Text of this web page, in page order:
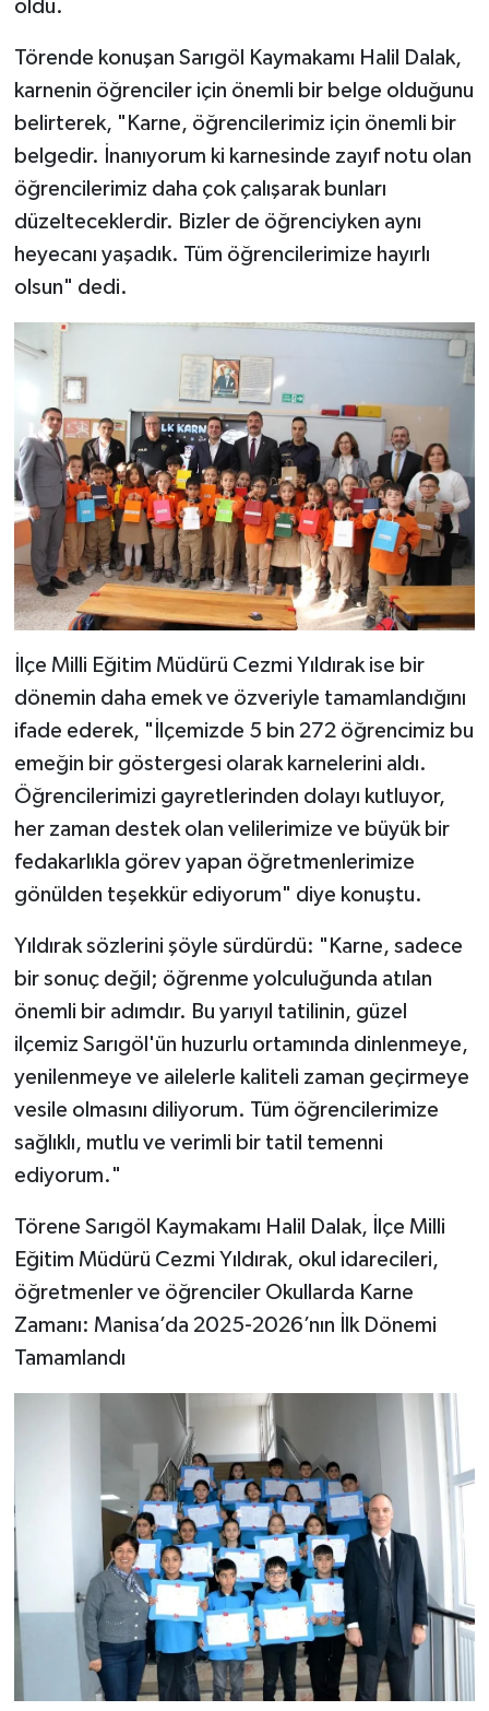
oldu.
Törende konuşan Sarıgöl Kaymakamı Halil Dalak,
karnenin öğrenciler için önemli bir belge olduğunu
belirterek, "Karne, öğrencilerimiz için önemli bir
belgedir. İnanıyorum ki karnesinde zayıf notu olan
öğrencilerimiz daha çok çalışarak bunları
düzelteceklerdir. Bizler de öğrenciyken aynı
heyecanı yaşadık. Tüm öğrencilerimize hayırlı
olsun" dedi.
İlçe Milli Eğitim Müdürü Cezmi Yıldırak ise bir
dönemin daha emek ve özveriyle tamamlandığını
ifade ederek, "İlçemizde 5 bin 272 öğrencimiz bu
emeğin bir göstergesi olarak karnelerini aldı.
Öğrencilerimizi gayretlerinden dolayı kutluyor,
her zaman destek olan velilerimize ve büyük bir
fedakarlıkla görev yapan öğretmenlerimize
gönülden teşekkür ediyorum" diye konuştu.
Yıldırak sözlerini şöyle sürdürdü: "Karne, sadece
bir sonuç değil; öğrenme yolculuğunda atılan
önemli bir adımdır. Bu yarıyıl tatilinin, güzel
ilçemiz Sarıgöl'ün huzurlu ortamında dinlenmeye,
yenilenmeye ve ailelerle kaliteli zaman geçirmeye
vesile olmasını diliyorum. Tüm öğrencilerimize
sağlıklı, mutlu ve verimli bir tatil temenni
ediyorum."
Törene Sarıgöl Kaymakamı Halil Dalak, İlçe Milli
Eğitim Müdürü Cezmi Yıldırak, okul idarecileri,
öğretmenler ve öğrenciler Okullarda Karne
Zamanı: Manisa’da 2025-2026’nın İlk Dönemi
Tamamlandı